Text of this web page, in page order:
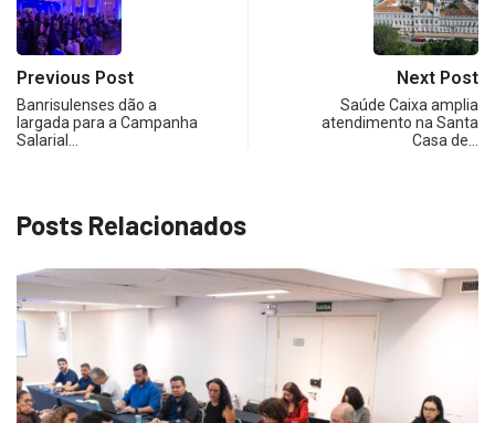
Previous Post
Banrisulenses dão a
largada para a Campanha
Salarial…
Next Post
Saúde Caixa amplia
atendimento na Santa
Casa de…
Posts Relacionados